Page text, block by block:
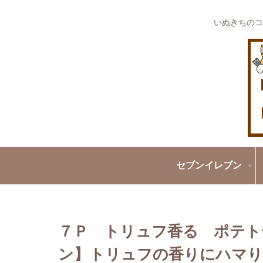
いぬきちの
セブンイレブン
７Ｐ トリュフ香る ポテト
ン】トリュフの香りにハマ